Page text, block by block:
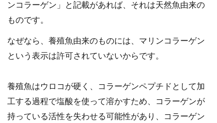
ンコラーゲン」と記載があれば、それは天然魚由来の
ものです。
なぜなら、養殖魚由来のものには、マリンコラーゲン
という表示は許可されていないからです。
養殖魚はウロコが硬く、コラーゲンペプチドとして加
工する過程で塩酸を使って溶かすため、コラーゲンが
持っている活性を失わせる可能性があり、コラーゲン